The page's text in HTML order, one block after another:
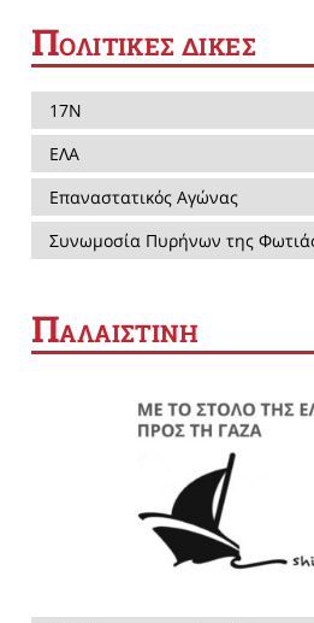
ΠΟΛΙΤΙΚΕΣ ΔΙΚΕΣ
17Ν
ΕΛΑ
Επαναστατικός Αγώνας
Συνωμοσία Πυρήνων της
ΠΑΛΑΙΣΤΙΝΗ